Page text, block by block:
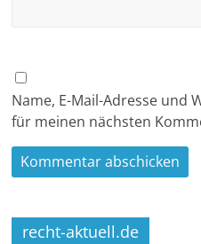
Name, E-Mail-Adresse und
für meinen nächsten
recht-aktuell.de